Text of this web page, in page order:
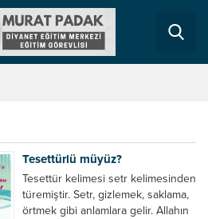
Tesettürlü müyüz?
Tesettür kelimesi setr kelimesinden
türemiştir. Setr, gizlemek, saklama,
örtmek gibi anlamlara gelir. Allahın